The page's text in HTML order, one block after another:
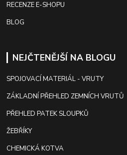
RECENZE E-SHOPU
BLOG
NEJČTENĚJŠÍ NA BLOGU
SPOJOVACÍ MATERIÁL - VRUTY
ZÁKLADNÍ PŘEHLED ZEMNÍCH VRUTŮ
PŘEHLED PATEK SLOUPKŮ
ŽEBŘÍKY
CHEMICKÁ KOTVA